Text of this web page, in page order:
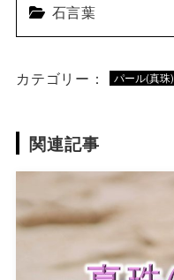
石言葉
カテゴリー： パール(真珠)
関連記事